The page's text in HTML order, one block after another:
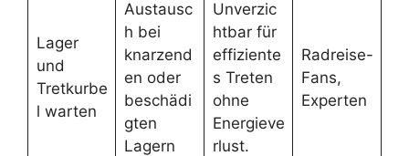
Lager
und
Tretkurbe
l warten
Austausc
h bei
knarzend
en oder
beschädi
gten
Lagern
Unverzic
htbar für
effiziente
s Treten
ohne
Energieve
rlust.
Radreise-
Fans,
Experten